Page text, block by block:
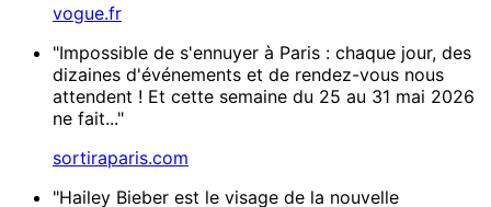
vogue.fr
"Impossible de s'ennuyer à Paris : chaque jour, des
dizaines d'événements et de rendez-vous nous
attendent ! Et cette semaine du 25 au 31 mai 2026
ne fait..."
sortiraparis.com
"Hailey Bieber est le visage de la nouvelle